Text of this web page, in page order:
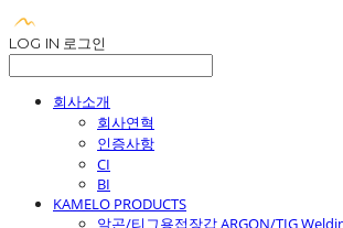
LOG IN 로그인
회사소개
회사연혁
인증사항
CI
BI
KAMELO PRODUCTS
알곤/티그용접장갑 ARGON/TIG